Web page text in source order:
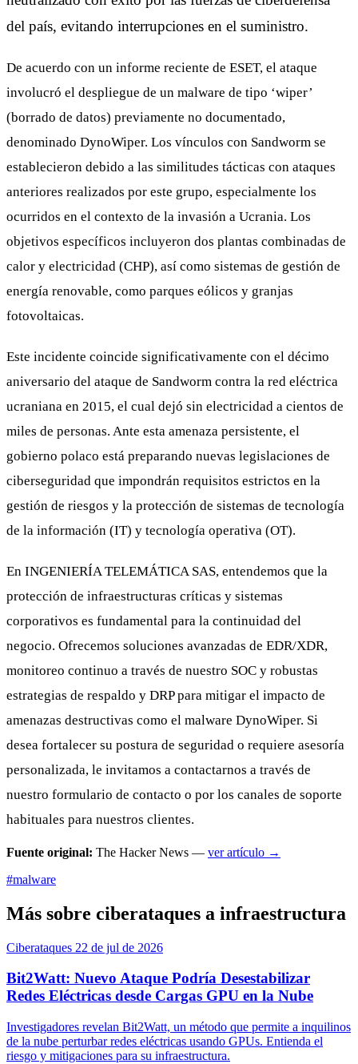
del país, evitando interrupciones en el suministro.
De acuerdo con un informe reciente de ESET, el ataque
involucró el despliegue de un malware de tipo ‘wiper’
(borrado de datos) previamente no documentado,
denominado DynoWiper. Los vínculos con Sandworm se
establecieron debido a las similitudes tácticas con ataques
anteriores realizados por este grupo, especialmente los
ocurridos en el contexto de la invasión a Ucrania. Los
objetivos específicos incluyeron dos plantas combinadas de
calor y electricidad (CHP), así como sistemas de gestión de
energía renovable, como parques eólicos y granjas
fotovoltaicas.
Este incidente coincide significativamente con el décimo
aniversario del ataque de Sandworm contra la red eléctrica
ucraniana en 2015, el cual dejó sin electricidad a cientos de
miles de personas. Ante esta amenaza persistente, el
gobierno polaco está preparando nuevas legislaciones de
ciberseguridad que impondrán requisitos estrictos en la
gestión de riesgos y la protección de sistemas de tecnología
de la información (IT) y tecnología operativa (OT).
En INGENIERÍA TELEMÁTICA SAS, entendemos que la
protección de infraestructuras críticas y sistemas
corporativos es fundamental para la continuidad del
negocio. Ofrecemos soluciones avanzadas de EDR/XDR,
monitoreo continuo a través de nuestro SOC y robustas
estrategias de respaldo y DRP para mitigar el impacto de
amenazas destructivas como el malware DynoWiper. Si
desea fortalecer su postura de seguridad o requiere asesoría
personalizada, le invitamos a contactarnos a través de
nuestro formulario de contacto o por los canales de soporte
habituales para nuestros clientes.
Fuente original: The Hacker News — ver artículo →
#malware
Más sobre ciberataques a infraestructura
Ciberataques 22 de jul de 2026
Bit2Watt: Nuevo Ataque Podría Desestabilizar
Redes Eléctricas desde Cargas GPU en la Nube
Investigadores revelan Bit2Watt, un método que permite a inquilinos
de la nube perturbar redes eléctricas usando GPUs. Entienda el
riesgo y mitigaciones para su infraestructura.